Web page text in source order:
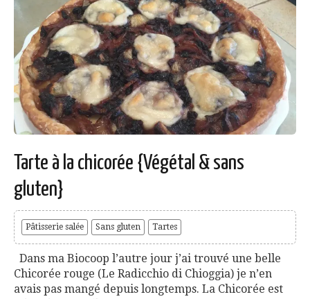
Tarte à la chicorée {Végétal & sans
gluten}
Pâtisserie salée Sans gluten Tartes
Dans ma Biocoop l’autre jour j’ai trouvé une belle
Chicorée rouge (Le Radicchio di Chioggia) je n’en
avais pas mangé depuis longtemps. La Chicorée est